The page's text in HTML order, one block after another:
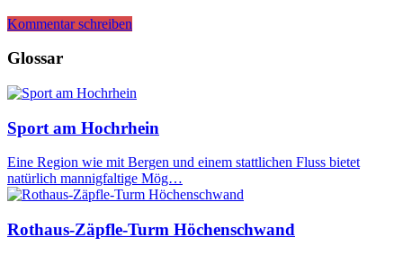
Kommentar schreiben
Glossar
Sport am Hochrhein
Eine Region wie mit Bergen und einem stattlichen Fluss bietet
natürlich mannigfaltige Mög…
Rothaus-Zäpfle-Turm Höchenschwand